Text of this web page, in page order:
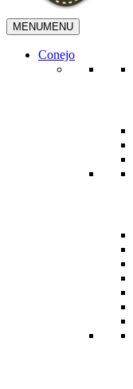
MENUMENU
Conejo